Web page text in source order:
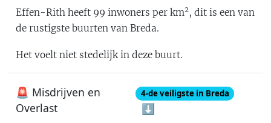
Effen-Rith heeft 99 inwoners per km2, dit iseen van
de rustigste buurten van Breda.
Het voelt niet stedelijk in deze buurt.
🚨 Misdrijven en
Overlast
4-deveiligste in Breda
⬇️